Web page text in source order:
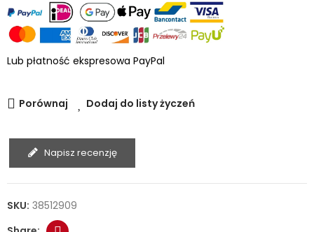
Lub płatność ekspresowa PayPal
Porównaj Dodaj do listy życzeń
Napisz recenzję
SKU: 38512909